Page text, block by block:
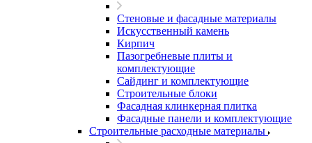
Стеновые и фасадные материалы
Искусственный камень
Кирпич
Пазогребневые плиты и
комплектующие
Сайдинг и комплектующие
Строительные блоки
Фасадная клинкерная плитка
Фасадные панели и комплектующие
Строительные расходные материалы